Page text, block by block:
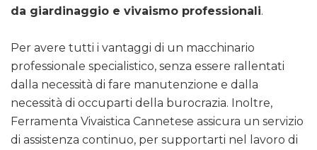
da giardinaggio e vivaismo professionali.
Per avere tutti i vantaggi di un macchinario
professionale specialistico, senza essere rallentati
dalla necessità di fare manutenzione e dalla
necessità di occuparti della burocrazia. Inoltre,
Ferramenta Vivaistica Cannetese assicura un servizio
di assistenza continuo, per supportarti nel lavoro di